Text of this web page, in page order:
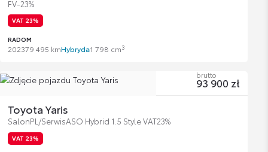
FV-23%
VAT 23%
RADOM
202379 495 kmHybryda1 798 cm3
Toyota Yaris
SalonPL/SerwisASO Hybrid 1.5 Style VAT23%
VAT 23%
brutto
93 900 zł